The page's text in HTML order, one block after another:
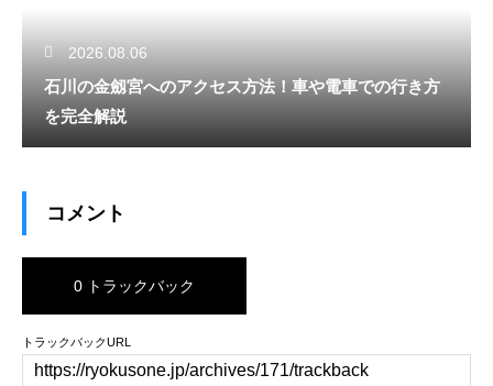
2026.08.06
石川の金劔宮へのアクセス方法！車や電車での行き方
を完全解説
コメント
0 トラックバック
トラックバックURL